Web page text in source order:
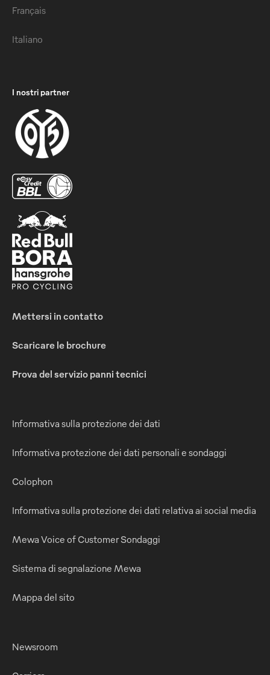
Français
Italiano
I nostri partner
Mettersi in contatto
Scaricare le brochure
Prova del servizio panni tecnici
Informativa sulla protezione dei dati
Informativa protezione dei dati personali e sondaggi
Colophon
Informativa sulla protezione dei dati relativa ai social media
Mewa Voice of Customer Sondaggi
Sistema di segnalazione Mewa
Mappa del sito
Newsroom